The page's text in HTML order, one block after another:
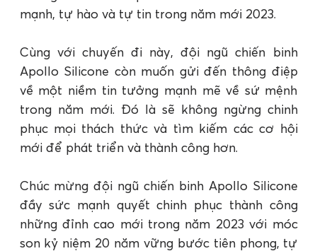
mạnh, tự hào và tự tin trong năm mới 2023.
Cùng với chuyến đi này, đội ngũ chiến binh
Apollo Silicone còn muốn gửi đến thông điệp
về một niềm tin tưởng mạnh mẽ về sứ mệnh
trong năm mới. Đó là sẽ không ngừng chinh
phục mọi thách thức và tìm kiếm các cơ hội
mới để phát triển và thành công hơn.
Chúc mừng đội ngũ chiến binh Apollo Silicone
đầy sức mạnh quyết chinh phục thành công
những đỉnh cao mới trong năm 2023 với móc
son kỷ niệm 20 năm vững bước tiên phong, tự